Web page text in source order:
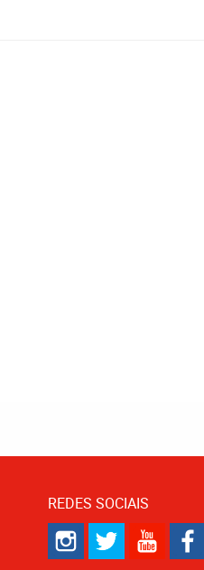
REDES SOCIAIS